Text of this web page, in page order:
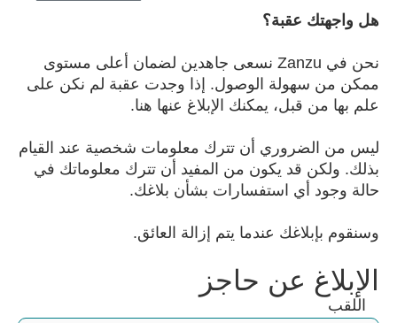
هل واجهتك عقبة؟
نحن في Zanzu نسعى جاهدين لضمان أعلى مستوى
ممكن من سهولة الوصول. إذا وجدت عقبة لم نكن على
علم بها من قبل، يمكنك الإبلاغ عنها هنا.
ليس من الضروري أن تترك معلومات شخصية عند القيام
بذلك. ولكن قد يكون من المفيد أن تترك معلوماتك في
حالة وجود أي استفسارات بشأن بلاغك.
وسنقوم بإبلاغك عندما يتم إزالة العائق.
الإبلاغ عن حاجز
اللقب